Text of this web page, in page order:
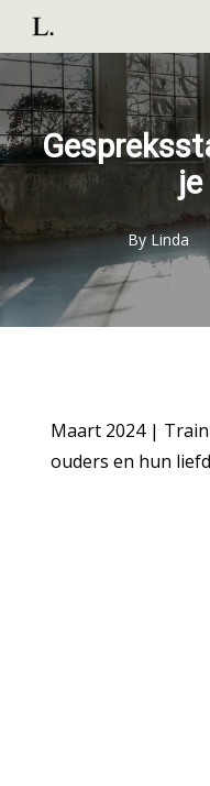
Skip
main
content
By Linda
Maart 2024 |
ouders en hun